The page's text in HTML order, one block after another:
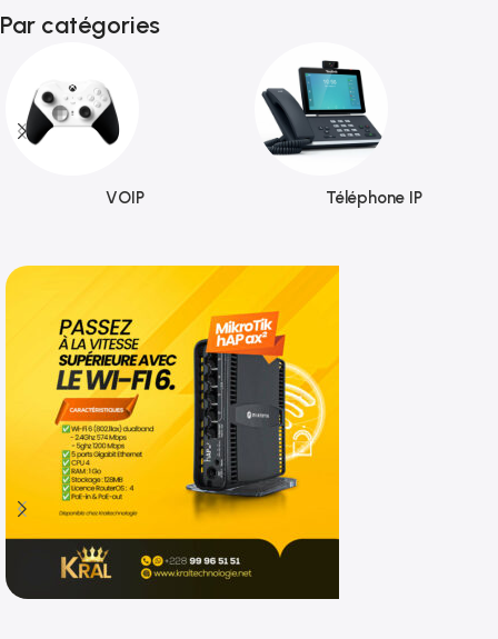
Par catégories
VOIP Téléphone IP